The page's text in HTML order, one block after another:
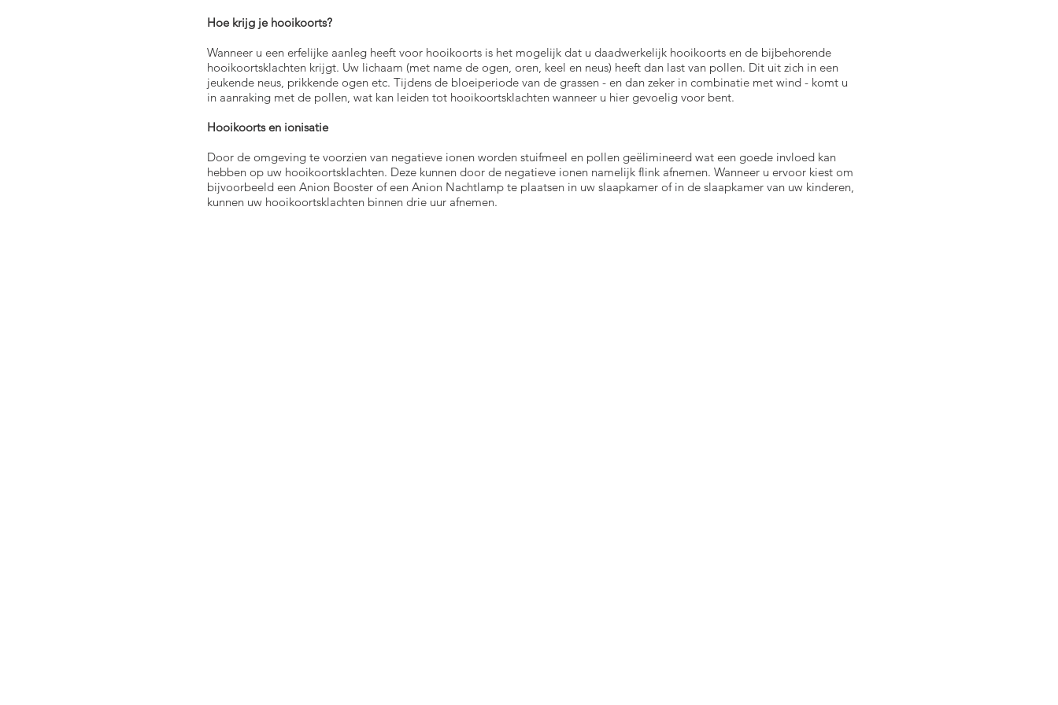
Hoe krijg je hooikoorts?
Wanneer u een erfelijke aanleg heeft voor hooikoorts is het mogelijk dat u daadwerkelijk hooikoorts en de bijbehorende
hooikoortsklachten krijgt. Uw lichaam (met name de ogen, oren, keel en neus) heeft dan last van pollen. Dit uit zich in een
jeukende neus, prikkende ogen etc. Tijdens de bloeiperiode van de grassen - en dan zeker in combinatie met wind - komt u
in aanraking met de pollen, wat kan leiden tot hooikoortsklachten wanneer u hier gevoelig voor bent.
Hooikoorts en ionisatie
Door de omgeving te voorzien van negatieve ionen worden stuifmeel en pollen geëlimineerd wat een goede invloed kan
hebben op uw hooikoortsklachten. Deze kunnen door de negatieve ionen namelijk flink afnemen. Wanneer u ervoor kiest om
bijvoorbeeld een Anion Booster of een Anion Nachtlamp te plaatsen in uw slaapkamer of in de slaapkamer van uw kinderen,
kunnen uw hooikoortsklachten binnen drie uur afnemen.